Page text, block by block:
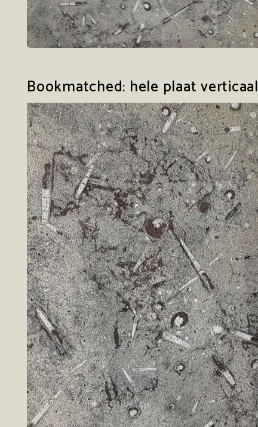
Bookmatched: hele plaat verticaal